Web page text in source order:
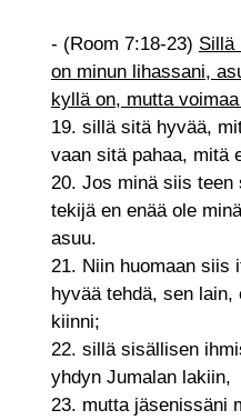
- (Room 7:18-23) Sillä
on minun lihassani,
kyllä on, mutta
19. sillä sitä hyvää,
vaan sitä pahaa, mitä
20. Jos minä siis teen
tekijä en enää ole
asuu.
21. Niin huomaan siis
hyvää tehdä, sen
kiinni;
22. sillä sisällisen
yhdyn Jumalan lakiin,
23. mutta jäsenissäni